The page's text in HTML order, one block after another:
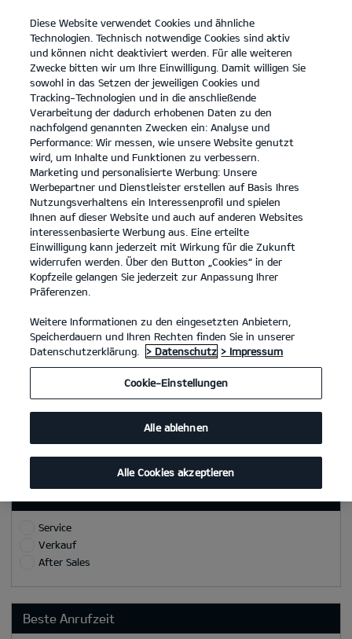
open
menu
KONTAKT
RÜCKRUFSERVICE
RÜCKRUFSERVICE
Deine Kontaktdaten
Anrede*
Vorname*
Nachname*
Straße/Nr.
Postleitzahl
Service
Verkauf
After Sales
Beste Anrufzeit
Diese Website verwendet Cookies und ähnliche
Technologien. Technisch notwendige Cookies sind aktiv
und können nicht deaktiviert werden. Für alle weiteren
Zwecke bitten wir um Ihre Einwilligung. Damit willigen Sie
sowohl in das Setzen der jeweiligen Cookies und
Tracking-Technologien und in die anschließende
Verarbeitung der dadurch erhobenen Daten zu den
nachfolgend genannten Zwecken ein: Analyse und
Performance: Wir messen, wie unsere Website genutzt
wird, um Inhalte und Funktionen zu verbessern.
Marketing und personalisierte Werbung: Unsere
Werbepartner und Dienstleister erstellen auf Basis Ihres
Nutzungsverhaltens ein Interessenprofil und spielen
Ihnen auf dieser Website und auch auf anderen Websites
interessenbasierte Werbung aus. Eine erteilte
Einwilligung kann jederzeit mit Wirkung für die Zukunft
widerrufen werden. Über den Button „Cookies“ in der
Kopfzeile gelangen Sie jederzeit zur Anpassung Ihrer
Präferenzen.
Weitere Informationen zu den eingesetzten Anbietern,
Speicherdauern und Ihren Rechten finden Sie in unserer
Datenschutzerklärung.
> Datenschutz > Impressum
Cookie-Einstellungen
Alle ablehnen
Alle Cookies akzeptieren